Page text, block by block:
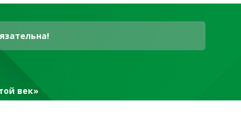
век»